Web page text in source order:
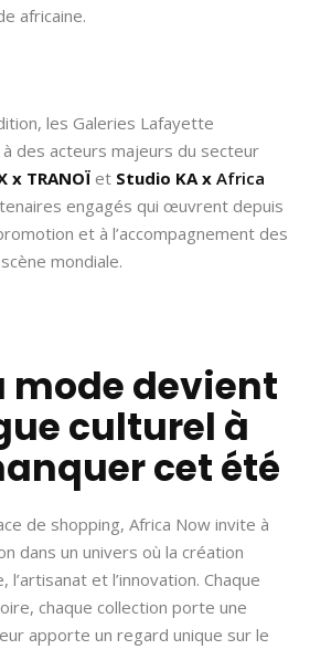
africaine.
les Galeries Lafayette
à des acteurs majeurs du secteur
x TRANOÏ et Studio KA x Africa
engagés qui œuvrent depuis
et à l’accompagnement des
mondiale.
mode devient
culturel à
cet été
de shopping, Africa Now invite à
dans un univers où la création
l’artisanat et l’innovation. Chaque
chaque collection porte une
apporte un regard unique sur le